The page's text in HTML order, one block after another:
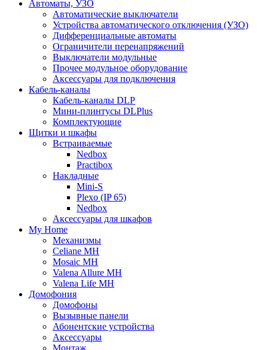
Автоматы, УЗО
Автоматические выключатели
Устройства автоматического отключения (УЗО)
Дифференциальные автоматы
Ограничители перенапряжений
Выключатели модульные
Прочее модульное оборудование
Аксессуары для подключения
Кабель-каналы
Кабель-каналы DLP
Мини-плинтусы DLPlus
Комплектующие
Щитки и шкафы
Встраиваемые
Nedbox
Practibox
Накладные
Mini-S
Plexo (IP 65)
Nedbox
Аксессуары для шкафов
My Home
Механизмы
Celiane MH
Mosaic MH
Valena Allure MH
Valena Life MH
Домофония
Домофоны
Вызывные панели
Абонентские устройства
Аксессуары